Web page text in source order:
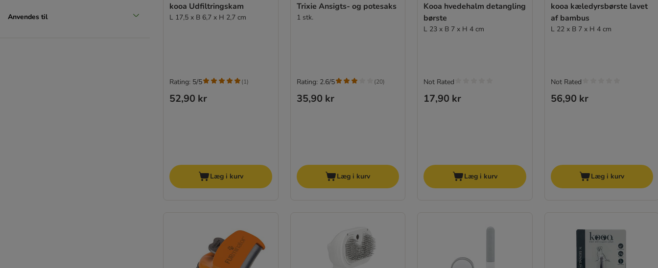
Anvendes til
kooa Udfiltringskam
L 17,5 x B 6,7 x H 2,7 cm
52,90 kr
Rating: 5/5 (1)
Læg i kurv
Trixie Ansigts- og potesaks
1 stk.
35,90 kr
Rating: 2.6/5 (20)
Læg i kurv
Kooa hvedehalm detangling
børste
L 23 x B 7 x H 4 cm
17,90 kr
Not Rated
Læg i kurv
kooa kæledyrsbørste lavet
af bambus
L 22 x B 7 x H 4 cm
56,90 kr
Not Rated
Læg i kurv